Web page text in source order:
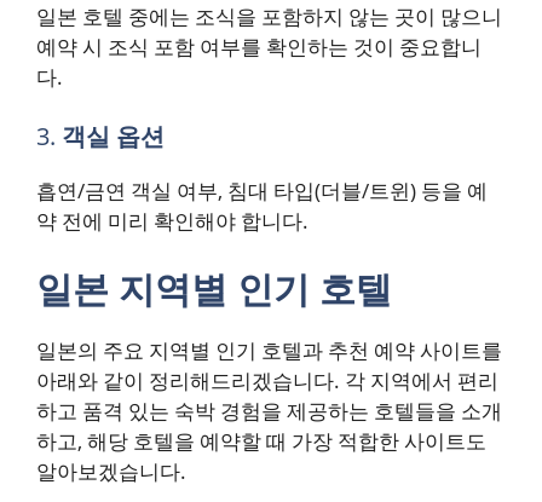
일본 호텔 중에는 조식을 포함하지 않는 곳이 많으니
예약 시 조식 포함 여부를 확인하는 것이 중요합니
다.
3. 객실 옵션
흡연/금연 객실 여부, 침대 타입(더블/트윈) 등을 예
약 전에 미리 확인해야 합니다.
일본 지역별 인기 호텔
일본의 주요 지역별 인기 호텔과 추천 예약 사이트를
아래와 같이 정리해드리겠습니다. 각 지역에서 편리
하고 품격 있는 숙박 경험을 제공하는 호텔들을 소개
하고, 해당 호텔을 예약할 때 가장 적합한 사이트도
알아보겠습니다.